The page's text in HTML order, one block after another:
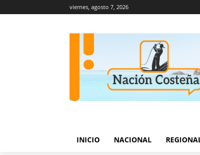
viernes, agosto 7, 2026
INICIO NACIONAL